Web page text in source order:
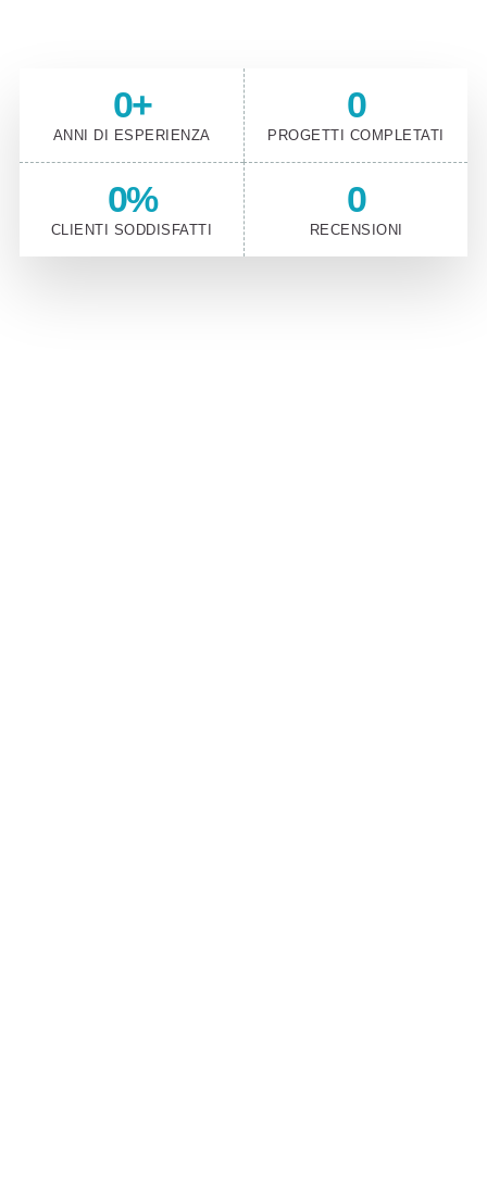
ANNI DI ESPERIENZA
0+
PROGETTI COMPLETATI
0
CLIENTI SODDISFATTI
0%
RECENSIONI
0